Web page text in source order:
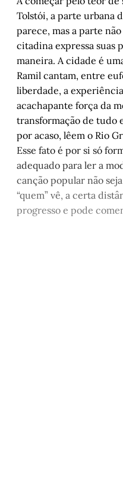
Tolstói, a parte urbana
parece, mas a parte
citadina expressa suas
maneira. A cidade é
Ramil cantam, entre
liberdade, a
acachapante força da
transformação de tudo
por acaso, lêem o Rio
Esse fato é por si só
adequado para ler a
canção popular não
“quem” vê, a certa
progresso e pode